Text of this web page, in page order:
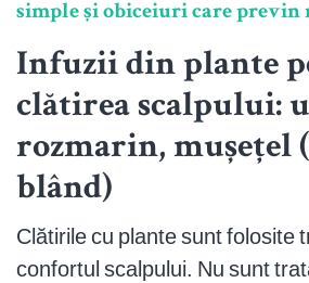
simple și obiceiuri care previn
Infuzii din plante
clătirea scalpului:
rozmarin, mușețel
blând)
Clătirile cu plante sunt folosite
confortul scalpului. Nu sunt